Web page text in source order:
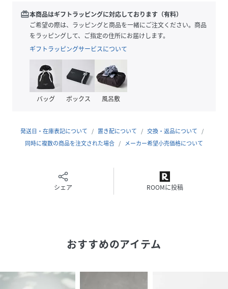
(4401758-009-02 MG9003)
redeem本商品はギフトラッピングに対応しております（有料）
ご希望の際は、ラッピングと商品を一緒にご注文ください。商品
をラッピングして、ご指定の住所にお届けします。
ギフトラッピングサービスについて
バッグ ボックス 風呂敷
発送日・在庫表記について 置き配について
交換・返品について
同時に複数の商品を注文された場合
メーカー希望小売価格について
シェア ROOMに投稿
おすすめのアイテム